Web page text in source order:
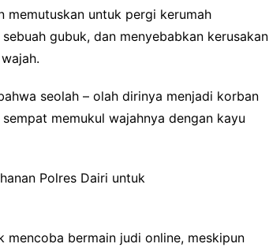
memutuskan untuk pergi kerumah
gubuk, dan menyebabkan kerusakan
seolah – olah dirinya menjadi korban
memukul wajahnya dengan kayu
Polres Dairi untuk
bermain judi online, meskipun